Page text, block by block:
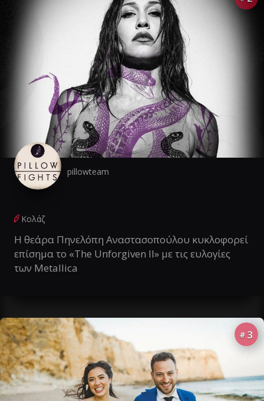
pillowteam
Κολάζ
Η θεάρα Πηνελόπη Αναστασοπούλου κυκλοφορεί
επίσημα το «The Unforgiven II» με τις ευλογίες
των Metallica
# 3